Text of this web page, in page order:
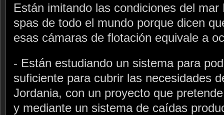
Están imitando las condiciones del
spas de todo el mundo porque dicen
esas cámaras de flotación equivale a
- Están estudiando un sistema para
suficiente para cubrir las necesidades
Jordania, con un proyecto que
y mediante un sistema de caídas